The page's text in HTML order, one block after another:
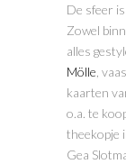
De sfeer
Zowel
alles
Mölle ,
kaarten
o.a. te
theekopje
Gea